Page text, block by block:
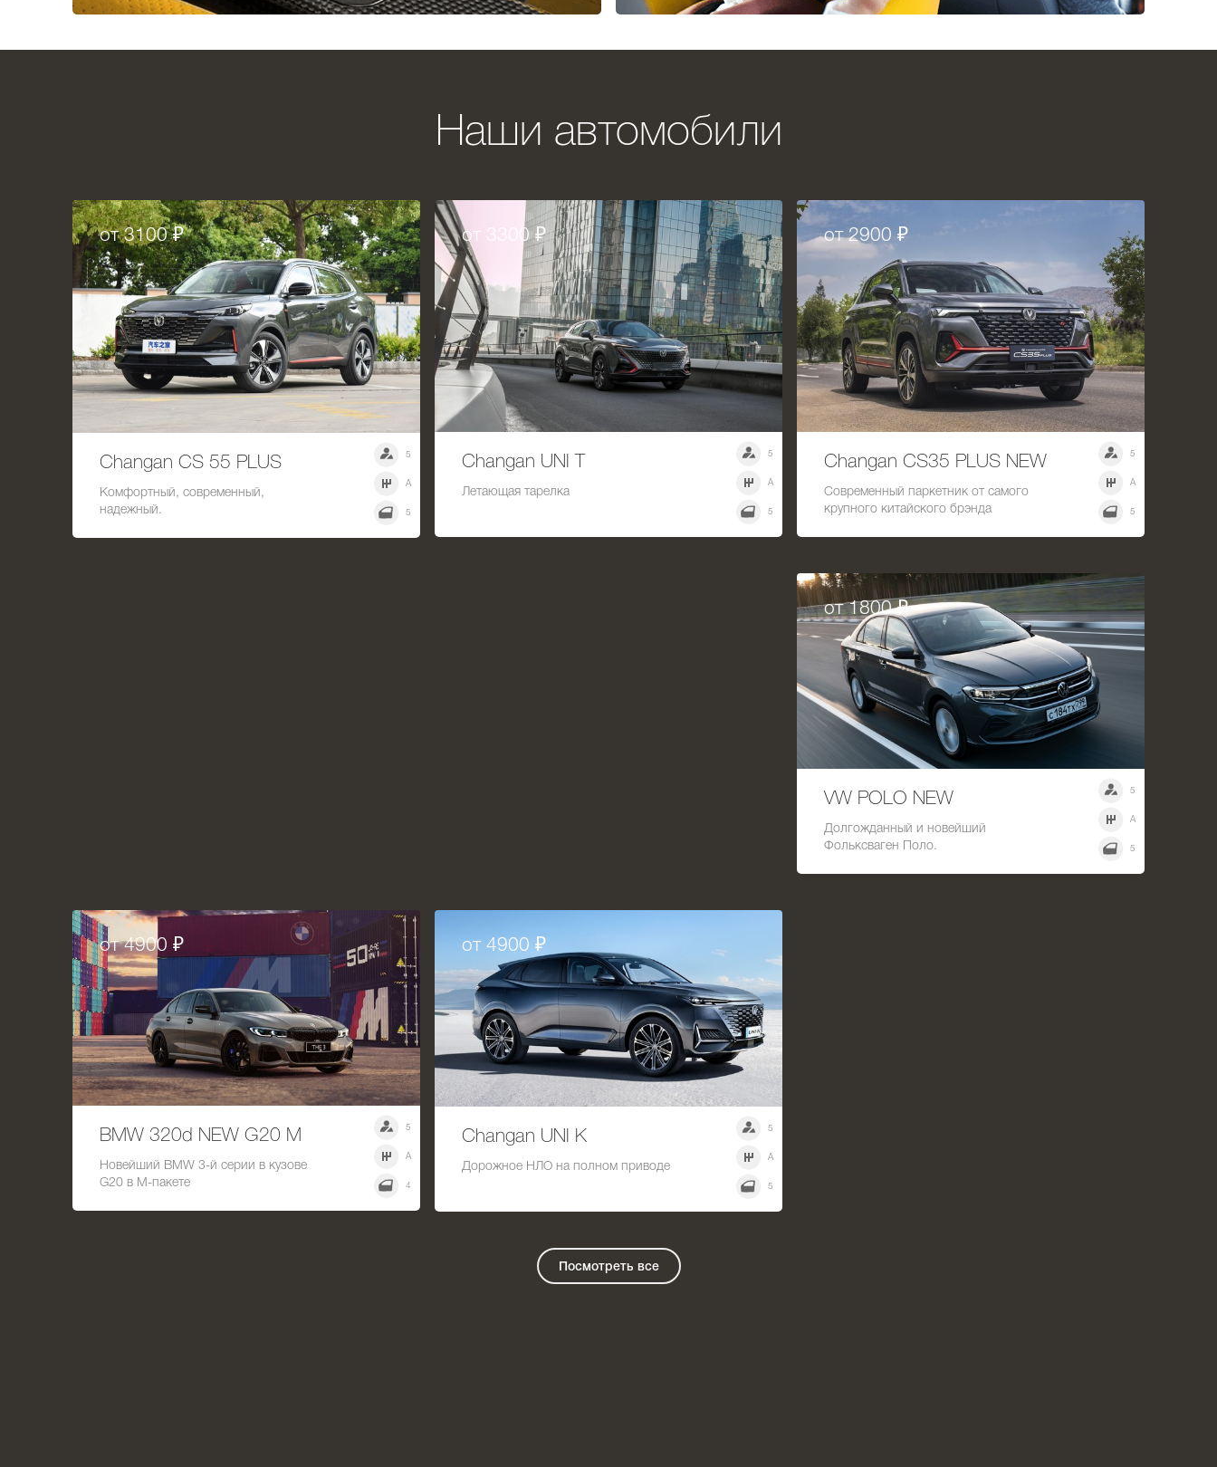
Наши автомобили
от 3100 ₽
Changan CS 55 PLUS
Комфортный, современный,
надежный.
5
A
5
от 3300 ₽
Changan UNI T
Летающая тарелка
5
A
5
от 2900 ₽
Changan CS35 PLUS NEW
Современный паркетник от самого
крупного китайского брэнда
5
A
5
от 1800 ₽
VW POLO NEW
Долгожданный и новейший
Фольксваген Поло.
5
A
5
от 4900 ₽
BMW 320d NEW G20 М
Новейший BMW 3-й серии в кузове
G20 в М-пакете
5
A
4
от 4900 ₽
Changan UNI K
Дорожное НЛО на полном приводе
5
A
5
Посмотреть все